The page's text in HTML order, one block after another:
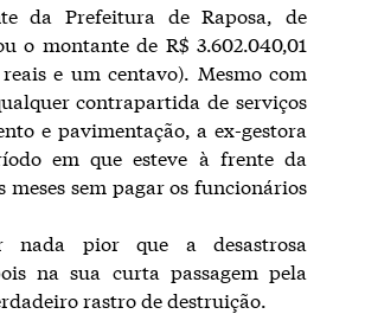
da Prefeitura de Raposa, de
o montante de R$ 3.602.040,01
e um centavo). Mesmo com
contrapartida de serviços
e pavimentação, a ex-gestora
em que esteve à frente da
sem pagar os funcionários
nada pior que a desastrosa
na sua curta passagem pela
rastro de destruição.